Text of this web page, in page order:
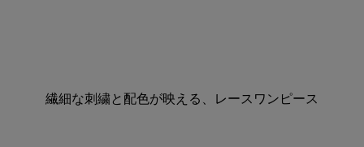
繊細な刺繍と配色が映える、レースワンピース